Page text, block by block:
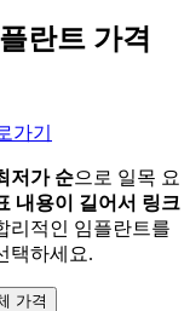
란트 가격
가기
저가 순으로 일목 요
내용이 길어서 링크
리적인 임플란트를
택하세요.
가격